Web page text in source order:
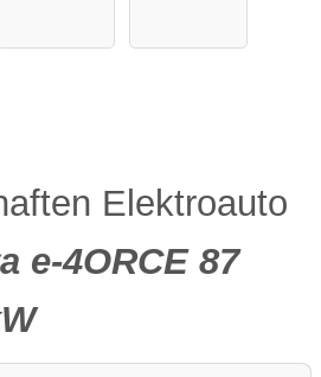
Elektroauto
e-4ORCE 87